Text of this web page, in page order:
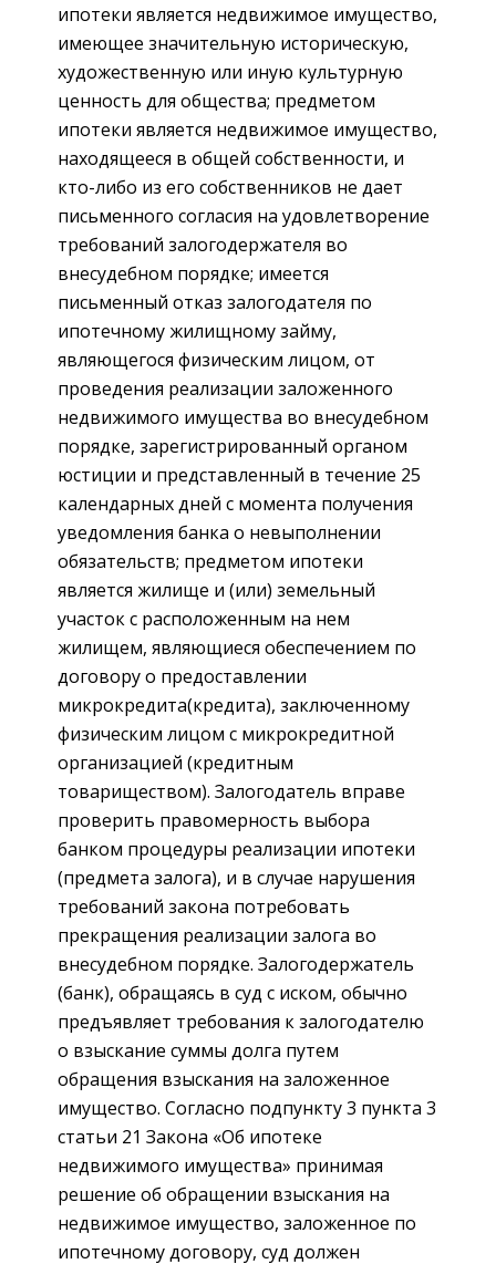
ипотеки является недвижимое имущество,
имеющее значительную историческую,
художественную или иную культурную
ценность для общества; предметом
ипотеки является недвижимое имущество,
находящееся в общей собственности, и
кто-либо из его собственников не дает
письменного согласия на удовлетворение
требований залогодержателя во
внесудебном порядке; имеется
письменный отказ залогодателя по
ипотечному жилищному займу,
являющегося физическим лицом, от
проведения реализации заложенного
недвижимого имущества во внесудебном
порядке, зарегистрированный органом
юстиции и представленный в течение 25
календарных дней с момента получения
уведомления банка о невыполнении
обязательств; предметом ипотеки
является жилище и (или) земельный
участок с расположенным на нем
жилищем, являющиеся обеспечением по
договору о предоставлении
микрокредита(кредита), заключенному
физическим лицом с микрокредитной
организацией (кредитным
товариществом). Залогодатель вправе
проверить правомерность выбора
банком процедуры реализации ипотеки
(предмета залога), и в случае нарушения
требований закона потребовать
прекращения реализации залога во
внесудебном порядке. Залогодержатель
(банк), обращаясь в суд с иском, обычно
предъявляет требования к залогодателю
о взыскание суммы долга путем
обращения взыскания на заложенное
имущество. Согласно подпункту 3 пункта 3
статьи 21 Закона «Об ипотеке
недвижимого имущества» принимая
решение об обращении взыскания на
недвижимое имущество, заложенное по
ипотечному договору, суд должен